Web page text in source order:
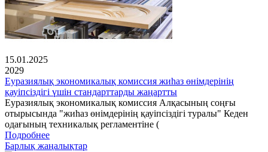
15.01.2025
2029
Еуразиялық экономикалық комиссия жиһаз өнімдерінің
қауіпсіздігі үшін стандарттарды жаңартты
Еуразиялық экономикалық комиссия Алқасының соңғы
отырысында "жиһаз өнімдерінің қауіпсіздігі туралы" Кеден
одағының техникалық регламентіне (
Подробнее
Барлық жаңалықтар